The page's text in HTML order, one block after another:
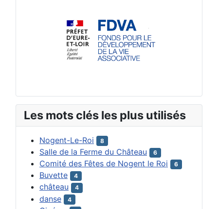
Les mots clés les plus utilisés
Nogent-Le-Roi 8
Salle de la Ferme du Château 6
Comité des Fêtes de Nogent le Roi 6
Buvette 4
château 4
danse 4